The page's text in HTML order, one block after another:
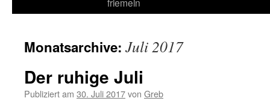
Monatsarchive: Juli 2017
Der ruhige Juli
Publiziert am 30. Juli 2017von Greb